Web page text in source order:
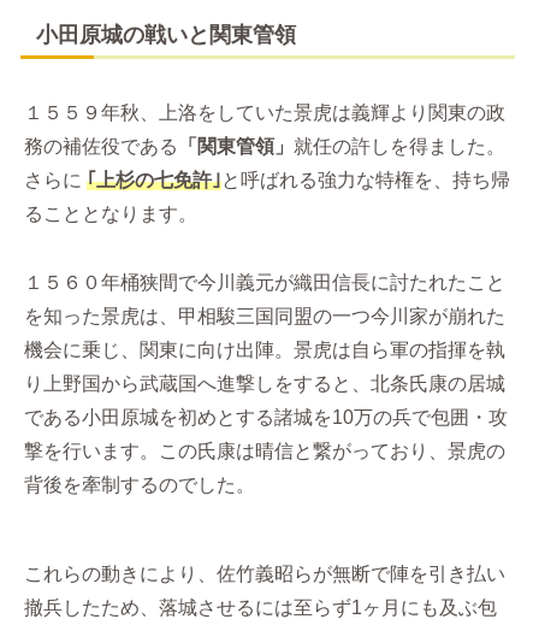
小田原城の戦いと関東管領
１５５９年秋、上洛をしていた景虎は義輝より関東の政
務の補佐役である
「関東管領」 就任の許しを得ました。
さらに ｢上杉の七免許｣と呼ばれる強力な特権を、持ち帰
ることとなります。
１５６０年桶狭間で今川義元が織田信長に討たれたこと
を知った景虎は、甲相駿三国同盟の一つ今川家が崩れた
機会に乗じ、関東に向け出陣。景虎は自ら軍の指揮を執
り上野国から武蔵国へ進撃しをすると、北条氏康の居城
である小田原城を初めとする諸城を10万の兵で包囲・攻
撃を行います。この氏康は晴信と繋がっており、景虎の
背後を牽制するのでした。
これらの動きにより、佐竹義昭らが無断で陣を引き払い
撤兵したため、落城させるには至らず1ヶ月にも及ぶ包